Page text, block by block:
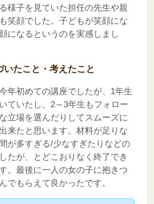
様子を見ていた担任の先生や親
笑顔でした。子どもが笑顔にな
になるというのを実感しまし
いたこと・考えたこと
年初めての講座でしたが、1年生
ていたし、2～3年生もフォロー
立場を選んだりしてスムーズに
来たと思います。材料が足りな
が多すぎる/少なすぎたりなどの
たが、とどこおりなく終了でき
。最後に一人の女の子に抱きつ
でもらえて良かったです。